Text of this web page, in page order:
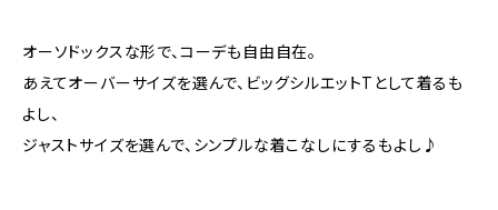
オーソドックスな形で、コーデも自由自在。
あえてオーバーサイズを選んで、ビッグシルエットTとして着るも
よし、
ジャストサイズを選んで、シンプルな着こなしにするもよし♪